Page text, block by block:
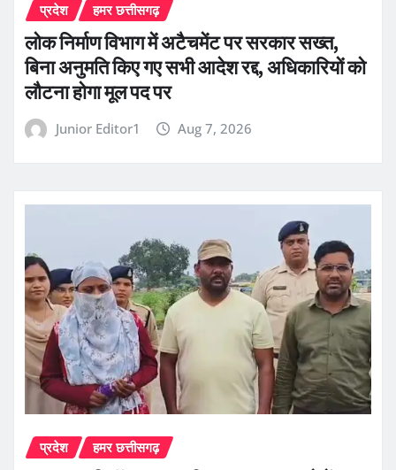
प्रदेश हमर छत्तीसगढ़
लोक निर्माण विभाग में अटैचमेंट पर सरकार सख्त,
बिना अनुमति किए गए सभी आदेश रद्द, अधिकारियों को
लौटना होगा मूल पद पर
Junior Editor1 Aug 7, 2026
प्रदेश हमर छत्तीसगढ़